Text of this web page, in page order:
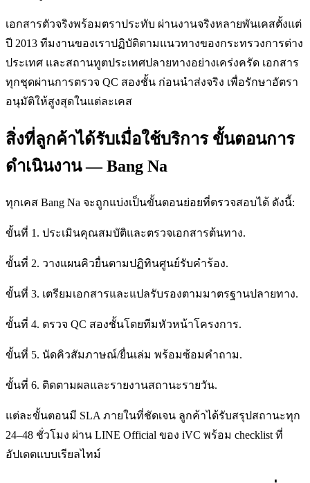
เอกสารตัวจริงพร้อมตราประทับ ผ่านงานจริงหลายพันเคสตั้งแต่
ปี 2013 ทีมงานของเราปฏิบัติตามแนวทางของกระทรวงการต่าง
ประเทศ และสถานทูตประเทศปลายทางอย่างเคร่งครัด เอกสาร
ทุกชุดผ่านการตรวจ QC สองชั้น ก่อนนำส่งจริง เพื่อรักษาอัตรา
อนุมัติให้สูงสุดในแต่ละเคส
สิ่งที่ลูกค้าได้รับเมื่อใช้บริการ ขั้นตอนการ
ดำเนินงาน — Bang Na
ทุกเคส Bang Na จะถูกแบ่งเป็นขั้นตอนย่อยที่ตรวจสอบได้ ดังนี้:
ขั้นที่ 1. ประเมินคุณสมบัติและตรวจเอกสารต้นทาง.
ขั้นที่ 2. วางแผนคิวยื่นตามปฏิทินศูนย์รับคำร้อง.
ขั้นที่ 3. เตรียมเอกสารและแปลรับรองตามมาตรฐานปลายทาง.
ขั้นที่ 4. ตรวจ QC สองชั้นโดยทีมหัวหน้าโครงการ.
ขั้นที่ 5. นัดคิวสัมภาษณ์/ยื่นเล่ม พร้อมซ้อมคำถาม.
ขั้นที่ 6. ติดตามผลและรายงานสถานะรายวัน.
แต่ละขั้นตอนมี SLA ภายในที่ชัดเจน ลูกค้าได้รับสรุปสถานะทุก
24–48 ชั่วโมง ผ่าน LINE Official ของ iVC พร้อม checklist ที่
อัปเดตแบบเรียลไทม์